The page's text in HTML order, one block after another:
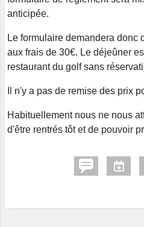
anticipée.
Le formulaire demandera donc
aux frais de 30€. Le déjeûner
restaurant du golf sans
Il n'y a pas de remise des prix
Habituellement nous ne nous
d'être rentrés tôt et de pouvoir